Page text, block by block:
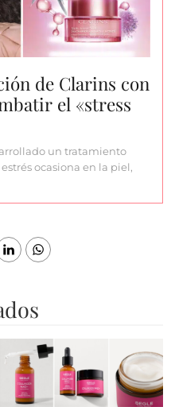
de Clarins con
el «stress
un tratamiento
ocasiona en la piel,